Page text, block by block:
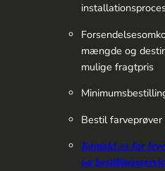
mængde og
mulige fragtpris
Bestil farveprøver
Kontakt os for
og